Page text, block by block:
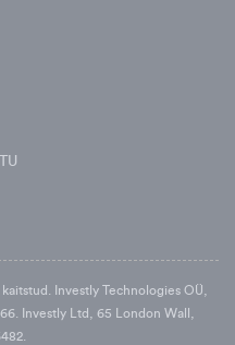
Investly Technologies OÜ,
Investly Ltd, 65 London Wall,